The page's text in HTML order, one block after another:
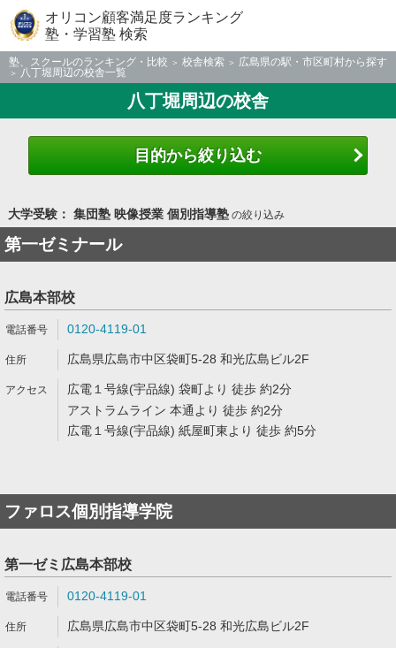
オリコン顧客満足度ランキング
塾・学習塾 検索
塾、スクールのランキング・比較 校舎検索
広島県の駅・市区町村から探す
八丁堀周辺の校舎一覧
八丁堀周辺の校舎
目的から絞り込む
大学受験： 集団塾 映像授業 個別指導塾の絞り込み
第一ゼミナール
広島本部校
0120-4119-01
広島県広島市中区袋町5-28 和光広島ビル2F
広電１号線(宇品線) 袋町より 徒歩 約2分
アストラムライン 本通より 徒歩 約2分
広電１号線(宇品線) 紙屋町東より 徒歩 約5分
ファロス個別指導学院
第一ゼミ広島本部校
0120-4119-01
広島県広島市中区袋町5-28 和光広島ビル2F